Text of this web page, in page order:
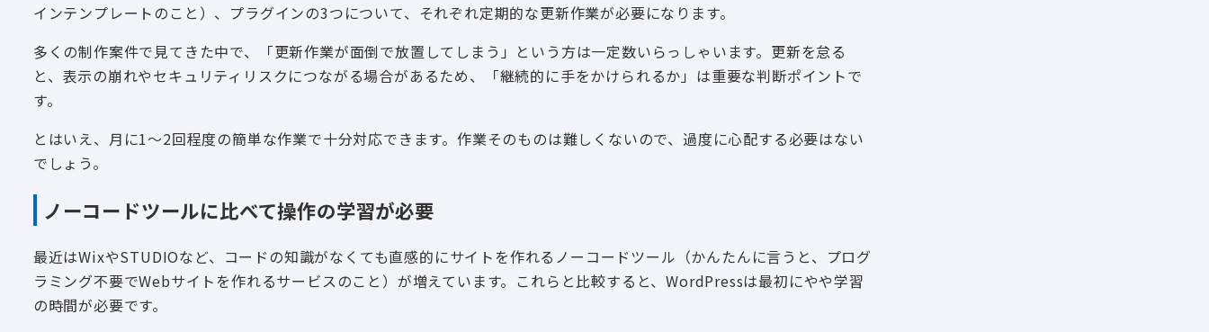
インテンプレートのこと）、プラグインの3つについて、それぞれ定期的な更新作業が必要になります。
多くの制作案件で見てきた中で、「更新作業が面倒で放置してしまう」という方は一定数いらっしゃいます。更新を怠る
と、表示の崩れやセキュリティリスクにつながる場合があるため、「継続的に手をかけられるか」は重要な判断ポイントで
す。
とはいえ、月に1〜2回程度の簡単な作業で十分対応できます。作業そのものは難しくないので、過度に心配する必要はない
でしょう。
ノーコードツールに比べて操作の学習が必要
最近はWixやSTUDIOなど、コードの知識がなくても直感的にサイトを作れるノーコードツール（かんたんに言うと、プログ
ラミング不要でWebサイトを作れるサービスのこと）が増えています。これらと比較すると、WordPressは最初にやや学習
の時間が必要です。